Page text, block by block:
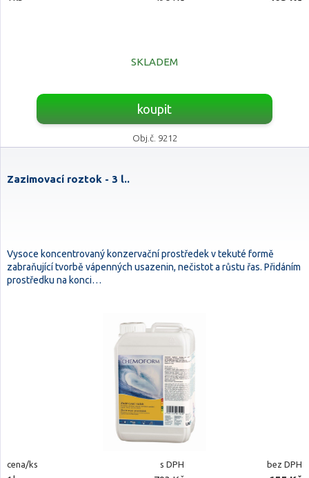
SKLADEM
koupit
Obj.č. 9212
Zazimovací roztok - 3 l..
Vysoce koncentrovaný konzervační prostředek v tekuté formě
zabraňující tvorbě vápenných usazenin, nečistot a růstu řas. Přidáním
prostředku na konci…
cena/ks s DPH bez DPH